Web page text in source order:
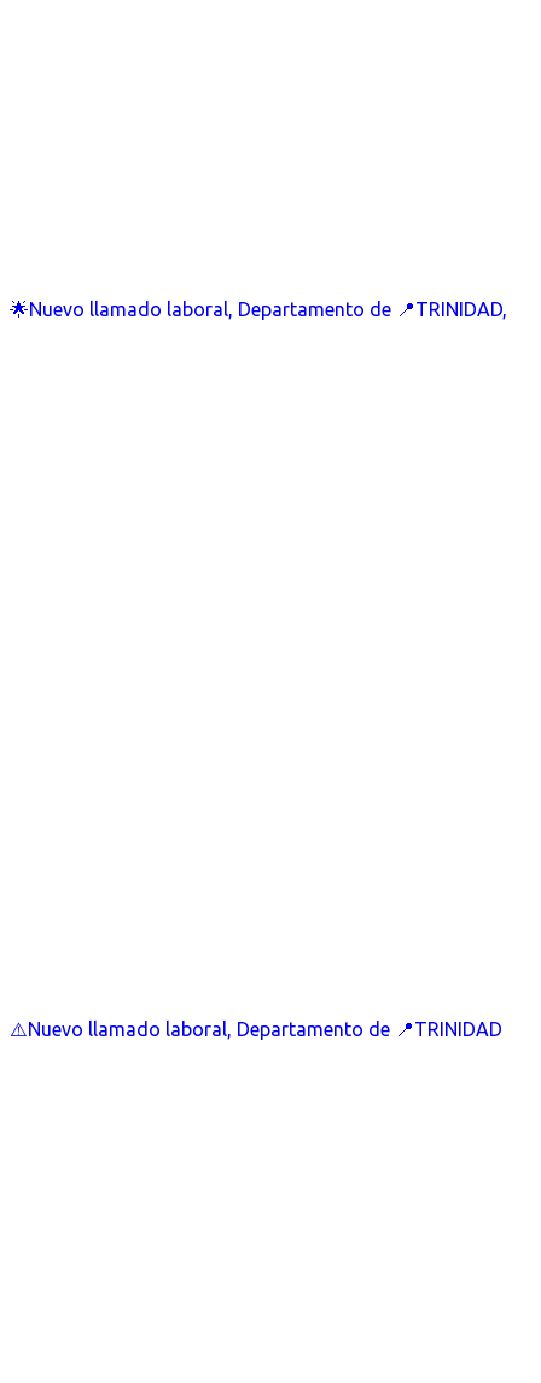
🌟Nuevo llamado laboral, Departamento de 📍TRINIDAD,
⚠️Nuevo llamado laboral, Departamento de 📍TRINIDAD